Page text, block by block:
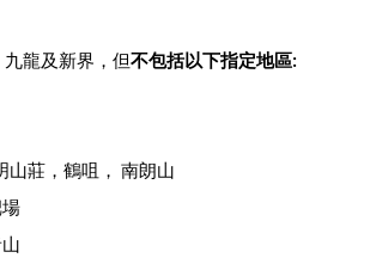
龍及新界，但不包括以下指定地區:
山莊，鶴咀， 南朗山